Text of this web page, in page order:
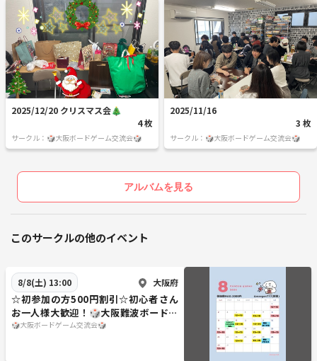
2025/12/20 クリスマス会🎄
4 枚
サークル：🎲大阪ボードゲーム交流会🎲
2025/11/16
3 枚
サークル：🎲大阪ボードゲーム交流会🎲
アルバムを見る
このサークルの他のイベント
8/8(土) 13:00 大阪府
☆初参加の方500円割引☆初心者さん
お一人様大歓迎！🎲大阪難波ボードゲ
ーム会🎲
🎲大阪ボードゲーム交流会🎲